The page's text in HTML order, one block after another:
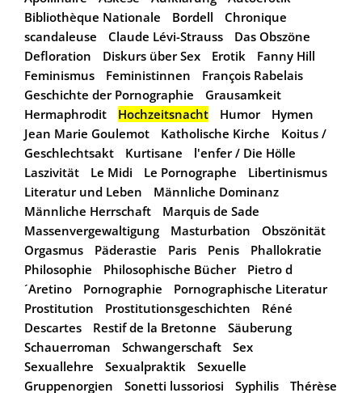
Bibliothèque Nationale
Bordell
Chronique
scandaleuse
Claude Lévi-Strauss
Das Obszöne
Defloration
Diskurs über Sex Erotik
Fanny Hill
Feminismus
Feministinnen
François Rabelais
Geschichte der Pornographie
Grausamkeit
Hermaphrodit
Hochzeitsnacht Humor
Hymen
Jean Marie Goulemot
Katholische Kirche
Koitus /
Geschlechtsakt
Kurtisane
l'enfer / Die Hölle
Laszivität
Le Midi Le Pornographe
Libertinismus
Literatur und Leben
Männliche Dominanz
Männliche Herrschaft
Marquis de Sade
Massenvergewaltigung
Masturbation
Obszönität
Orgasmus
Päderastie Paris Penis
Phallokratie
Philosophie
Philosophische Bücher
Pietro d
´Aretino
Pornographie
Pornographische Literatur
Prostitution
Prostitutionsgeschichten
Réné
Descartes
Restif de la Bretonne
Säuberung
Schauerroman
Schwangerschaft
Sex
Sexuallehre
Sexualpraktik
Sexuelle
Gruppenorgien
Sonetti lussoriosi Syphilis
Thérèse